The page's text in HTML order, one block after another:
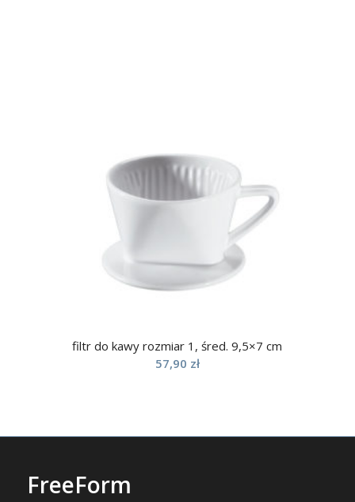
filtr do kawy rozmiar 1, śred. 9,5×7 cm
57,90 zł
FreeForm